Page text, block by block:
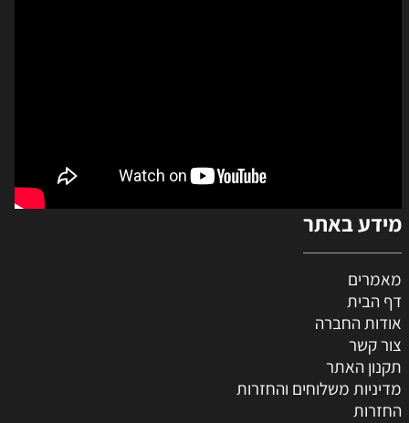
מידע באתר
מאמרים
דף הבית
אודות החברה
צור קשר
תקנון האתר
מדיניות משלוחים והחזרות
החזרות